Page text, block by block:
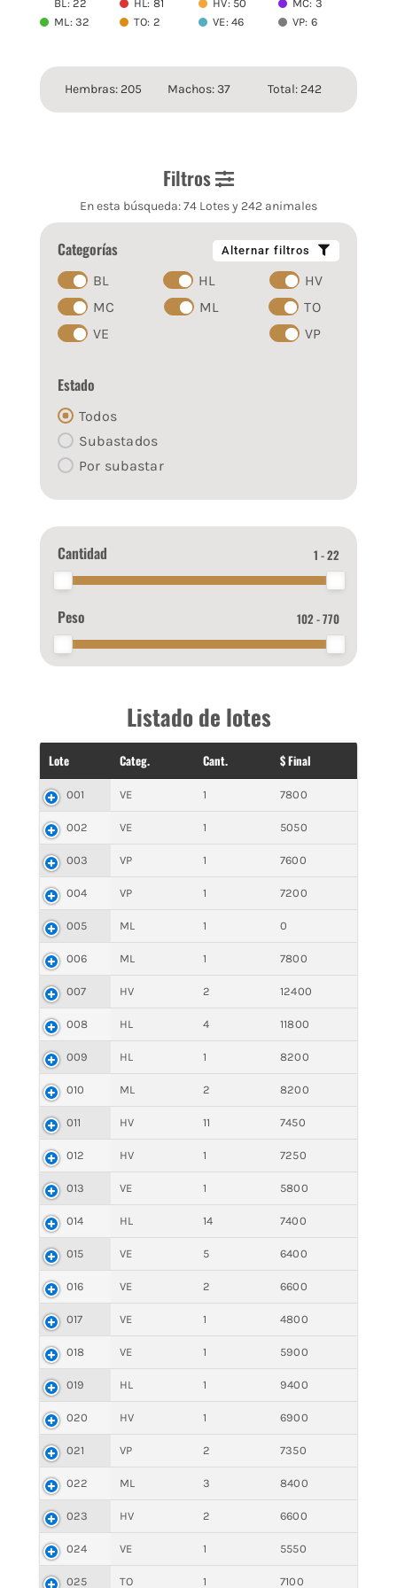
BL: 22 HL: 81 HV: 50
MC: 3
ML: 32
TO: 2 VE: 46 VP: 6
Hembras: 205 Machos: 37 Total: 242
Filtros
En esta búsqueda: 74 Lotes y 242 animales
Categorías Alternar filtros
BL HL
HV
MC
ML
TO
VE
VP
Estado
Todos
Subastados
Por subastar
Cantidad 1 - 22
Peso 102 - 770
Listado de lotes
Lote Categ. Cant. $ Final
001 VE 1 7800
002 VE 1 5050
003 VP 1 7600
004 VP 1 7200
005 ML 1 0
006 ML 1 7800
007 HV 2 12400
008 HL 4 11800
009 HL 1 8200
010 ML 2 8200
011 HV 11 7450
012 HV 1 7250
013 VE 1 5800
014 HL 14 7400
015 VE 5 6400
016 VE 2 6600
017 VE 1 4800
018 VE 1 5900
019 HL 1 9400
020 HV 1 6900
021 VP 2 7350
022 ML 3 8400
023 HV 2 6600
024 VE 1 5550
025 TO 1 7100